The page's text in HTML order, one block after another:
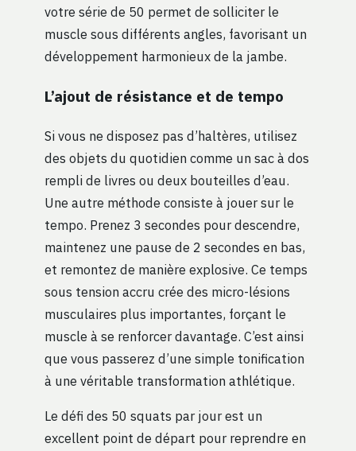
votre série de 50 permet de solliciter le
muscle sous différents angles, favorisant un
développement harmonieux de la jambe.
L’ajout de résistance et de tempo
Si vous ne disposez pas d’haltères, utilisez
des objets du quotidien comme un sac à dos
rempli de livres ou deux bouteilles d’eau.
Une autre méthode consiste à jouer sur le
tempo. Prenez 3 secondes pour descendre,
maintenez une pause de 2 secondes en bas,
et remontez de manière explosive. Ce temps
sous tension accru crée des micro-lésions
musculaires plus importantes, forçant le
muscle à se renforcer davantage. C’est ainsi
que vous passerez d’une simple tonification
à une véritable transformation athlétique.
Le défi des 50 squats par jour est un
excellent point de départ pour reprendre en